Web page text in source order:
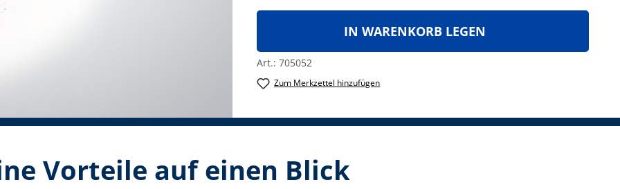
IN WARENKORB LEGEN
Art.: 705052
Zum Merkzettel hinzufügen
Vorteile auf einen Blick